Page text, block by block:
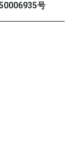
号